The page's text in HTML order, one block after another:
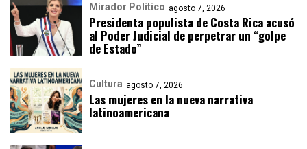
Mirador Político agosto 7, 2026
Presidenta populista de Costa Rica acusó
al Poder Judicial de perpetrar un “golpe
de Estado”
Cultura agosto 7, 2026
Las mujeres en la nueva narrativa
latinoamericana